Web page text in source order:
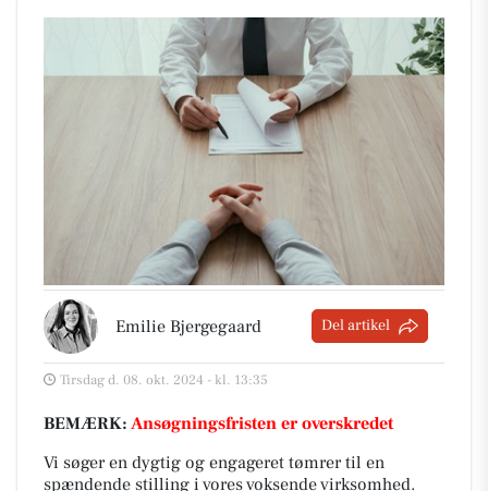
Emilie Bjergegaard Del artikel
Tirsdag d. 08. okt. 2024 - kl. 13:35
BEMÆRK: Ansøgningsfristen er overskredet
Vi søger en dygtig og engageret tømrer til en
spændende stilling i vores voksende virksomhed.